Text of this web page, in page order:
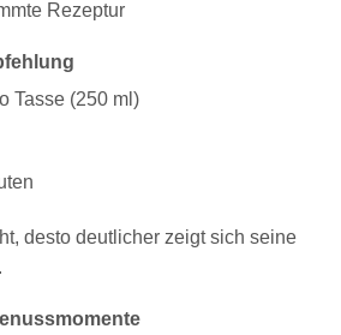
Rezeptur
Tasse (250 ml)
desto deutlicher zeigt sich seine